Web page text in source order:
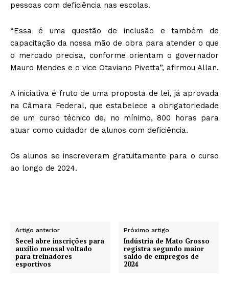
pessoas com deficiência nas escolas.
“Essa é uma questão de inclusão e também de
capacitação da nossa mão de obra para atender o que
o mercado precisa, conforme orientam o governador
Mauro Mendes e o vice Otaviano Pivetta”, afirmou Allan.
A iniciativa é fruto de uma proposta de lei, já aprovada
na Câmara Federal, que estabelece a obrigatoriedade
de um curso técnico de, no mínimo, 800 horas para
atuar como cuidador de alunos com deficiência.
Os alunos se inscreveram gratuitamente para o curso
ao longo de 2024.
Artigo anterior
Secel abre inscrições para
auxílio mensal voltado
para treinadores
esportivos
Próximo artigo
Indústria de Mato Grosso
registra segundo maior
saldo de empregos de
2024